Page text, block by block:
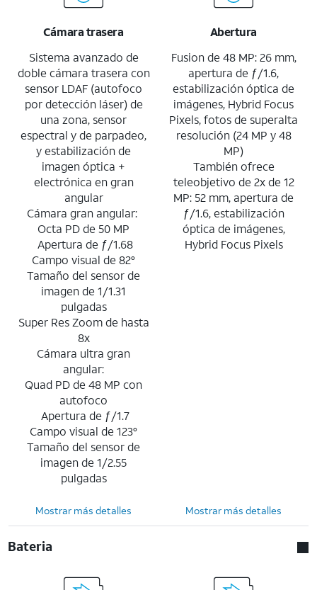
Cámara trasera
Sistema avanzado de
doble cámara trasera con
sensor LDAF (autofoco
por detección láser) de
una zona, sensor
espectral y de parpadeo,
y estabilización de
imagen óptica +
electrónica en gran
angular
Cámara gran angular:
Octa PD de 50 MP
Apertura de ƒ/1.68
Campo visual de 82°
Tamaño del sensor de
imagen de 1/1.31
pulgadas
Super Res Zoom de hasta
8x
Cámara ultra gran
angular:
Quad PD de 48 MP con
autofoco
Apertura de ƒ/1.7
Campo visual de 123°
Tamaño del sensor de
imagen de 1/2.55
pulgadas
Abertura
Fusion de 48 MP: 26 mm,
apertura de ƒ/1.6,
estabilización óptica de
imágenes, Hybrid Focus
Pixels, fotos de superalta
resolución (24 MP y 48
MP)
También ofrece
teleobjetivo de 2x de 12
MP: 52 mm, apertura de
ƒ/1.6, estabilización
óptica de imágenes,
Hybrid Focus Pixels
Mostrar más detalles Mostrar más detalles
Bateria